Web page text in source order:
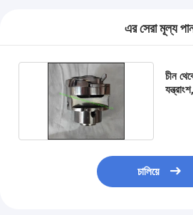
এর সেরা মূল্য
চীন
চালিয়ে